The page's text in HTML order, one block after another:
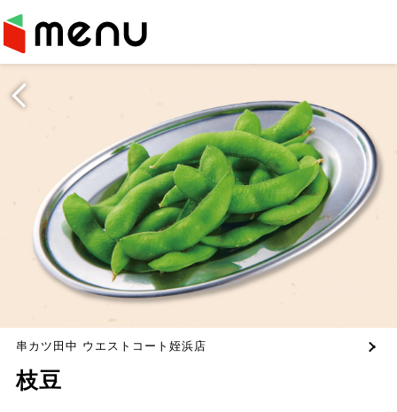
串カツ田中 ウエストコート姪浜店
枝豆